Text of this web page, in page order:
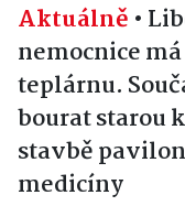
Aktuálně •
nemocnice
teplárnu.
bourat starou
stavbě
medicíny